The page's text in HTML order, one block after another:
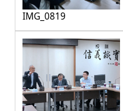
IMG_0819